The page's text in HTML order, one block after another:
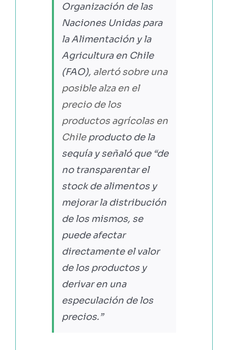
Organización de las
Naciones Unidas para
la Alimentación y la
Agricultura en Chile
(FAO), alertó sobre una
posible alza en el
precio de los
productos agrícolas en
Chileproducto de la
sequía y señaló que “de
no transparentar el
stock de alimentos y
mejorar la distribución
de los mismos, se
puede afectar
directamente el valor
de los productos y
derivar en una
especulación de los
precios.”